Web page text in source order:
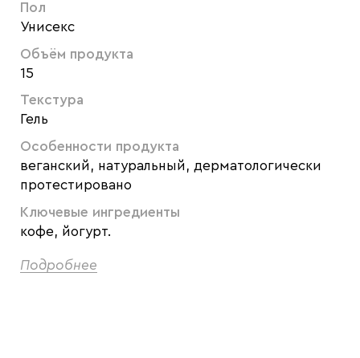
Пол
Унисекс
Объём продукта
15
Текстура
Гель
Особенности продукта
веганский, натуральный, дерматологически
протестировано
Ключевые ингредиенты
кофе, йогурт.
Подробнее